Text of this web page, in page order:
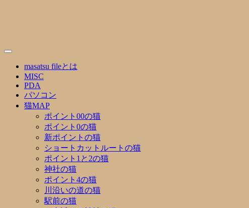
masatsu fileとは
MISC
PDA
パソコン
猫MAP
ポイント00の猫
ポイント0の猫
新ポイントの猫
ショートカットルートの猫
ポイント1と2の猫
神社の猫
ポイント4の猫
川沿いの道の猫
駅前の猫